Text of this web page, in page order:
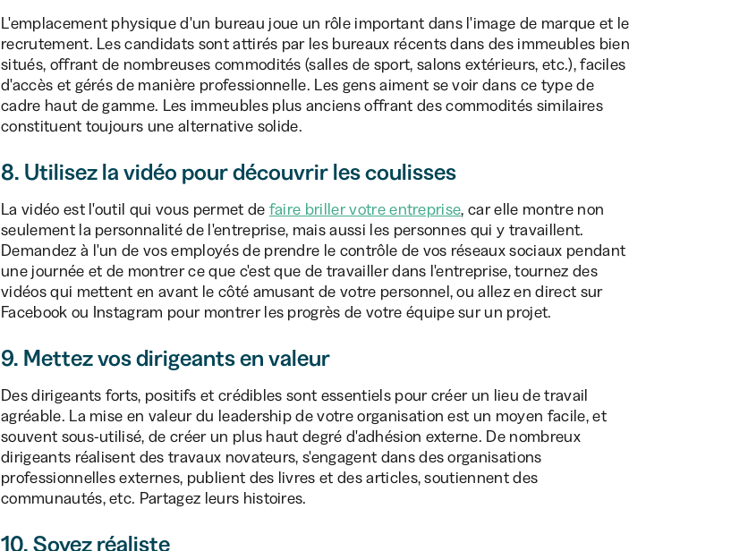
L'emplacement physique d'un bureau joue un rôle important dans l'image de marque et le
recrutement. Les candidats sont attirés par les bureaux récents dans des immeubles bien
situés, offrant de nombreuses commodités (salles de sport, salons extérieurs, etc.), faciles
d'accès et gérés de manière professionnelle. Les gens aiment se voir dans ce type de
cadre haut de gamme. Les immeubles plus anciens offrant des commodités similaires
constituent toujours une alternative solide.
8. Utilisez la vidéo pour découvrir les coulisses
La vidéo est l'outil qui vous permet de faire briller votre entreprise, car elle montre non
seulement la personnalité de l'entreprise, mais aussi les personnes qui y travaillent.
Demandez à l'un de vos employés de prendre le contrôle de vos réseaux sociaux pendant
une journée et de montrer ce que c'est que de travailler dans l'entreprise, tournez des
vidéos qui mettent en avant le côté amusant de votre personnel, ou allez en direct sur
Facebook ou Instagram pour montrer les progrès de votre équipe sur un projet.
9. Mettez vos dirigeants en valeur
Des dirigeants forts, positifs et crédibles sont essentiels pour créer un lieu de travail
agréable. La mise en valeur du leadership de votre organisation est un moyen facile, et
souvent sous-utilisé, de créer un plus haut degré d'adhésion externe. De nombreux
dirigeants réalisent des travaux novateurs, s'engagent dans des organisations
professionnelles externes, publient des livres et des articles, soutiennent des
communautés, etc. Partagez leurs histoires.
10. Soyez réaliste